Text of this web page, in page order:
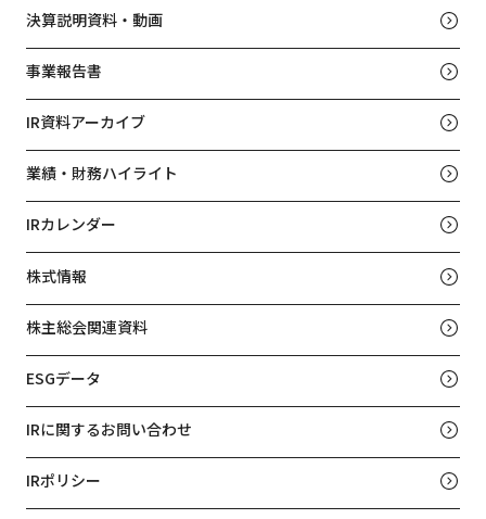
決算説明資料・動画
事業報告書
IR資料アーカイブ
業績・財務ハイライト
IRカレンダー
株式情報
株主総会関連資料
ESGデータ
IRに関するお問い合わせ
IRポリシー